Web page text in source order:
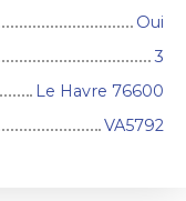
Oui
3
Le Havre 76600
VA5792